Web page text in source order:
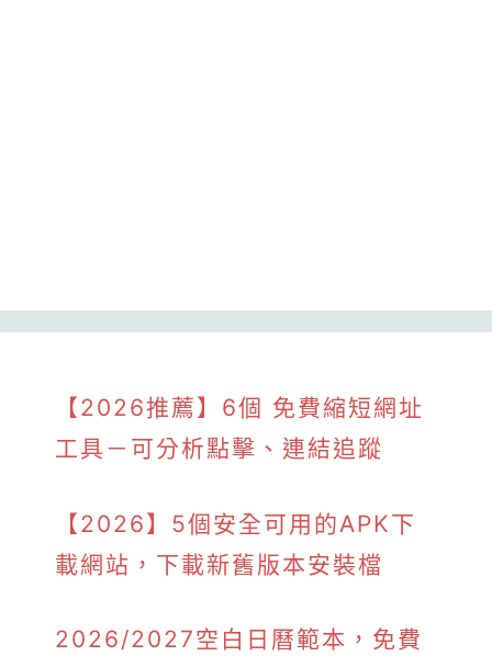
【2026推薦】6個 免費縮短網址
工具－可分析點擊、連結追蹤
【2026】5個安全可用的APK下
載網站，下載新舊版本安裝檔
2026/2027空白日曆範本，免費